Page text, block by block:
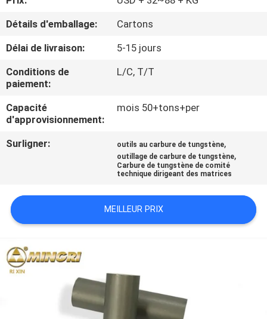
QUALITÉ
CONTACTEZ-
NOUS
NOUVELLES
DEMANDEZ
PLAN
SITE
Détails d'emballage:
Cartons
Délai de livraison:
5-15 jours
Conditions de
paiement:
L/C, T/T
Capacité
d'approvisionnement:
mois 50+tons+per
Surligner: outils au carbure de tungstène,
outillage de carbure de tungstène,
Carbure de tungstène de comité
technique dirigeant des matrices
MEILLEUR PRIX